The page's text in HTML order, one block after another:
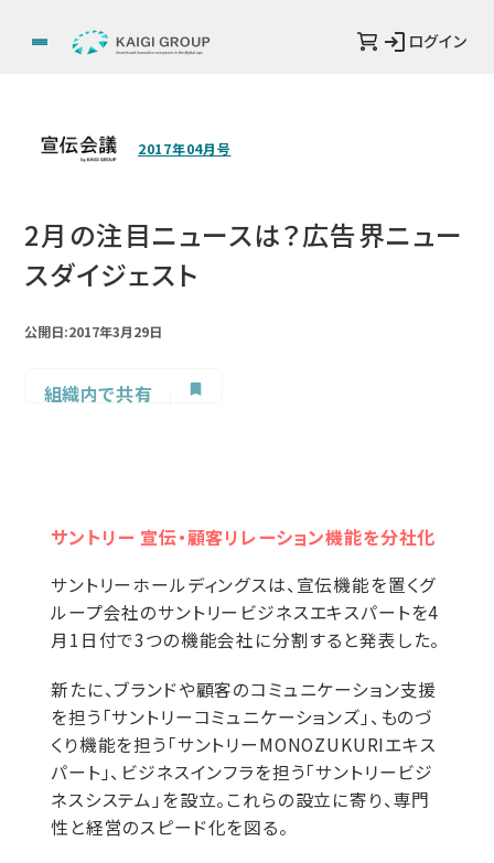
ログイン
2017年04月号
2月の注目ニュースは？広告界ニュー
スダイジェスト
公開日:2017年3月29日
組織内で共有
サントリー 宣伝・顧客リレーション機能を分社化
サントリーホールディングスは、宣伝機能を置くグ
ループ会社のサントリービジネスエキスパートを4
月1日付で3つの機能会社に分割すると発表した。
新たに、ブランドや顧客のコミュニケーション支援
を担う「サントリーコミュニケーションズ」、ものづ
くり機能を担う「サントリーMONOZUKURIエキス
パート」、ビジネスインフラを担う「サントリービジ
ネスシステム」を設立。これらの設立に寄り、専門
性と経営のスピード化を図る。